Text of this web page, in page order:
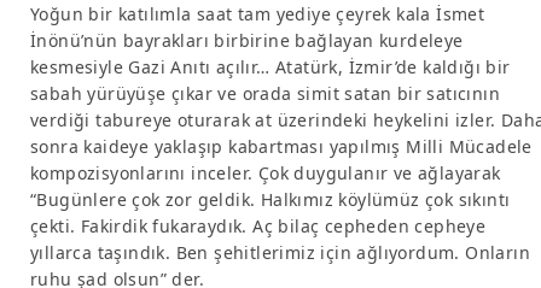
Yoğun bir katılımla saat tam yediye çeyrek kala İsmet
İnönü’nün bayrakları birbirine bağlayan kurdeleye
kesmesiyle Gazi Anıtı açılır… Atatürk, İzmir’de kaldığı bir
sabah yürüyüşe çıkar ve orada simit satan bir satıcının
verdiği tabureye oturarak at üzerindeki heykelini izler.
sonra kaideye yaklaşıp kabartması yapılmış Milli Mücadele
kompozisyonlarını inceler. Çok duygulanır ve ağlayarak
“Bugünlere çok zor geldik. Halkımız köylümüz çok sıkıntı
çekti. Fakirdik fukaraydık. Aç bilaç cepheden cepheye
yıllarca taşındık. Ben şehitlerimiz için ağlıyordum. Onların
ruhu şad olsun” der.